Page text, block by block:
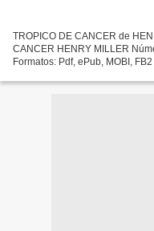
TROPICO DE CANCER de
CANCER HENRY MILLER
Formatos: Pdf, ePub, MOBI,